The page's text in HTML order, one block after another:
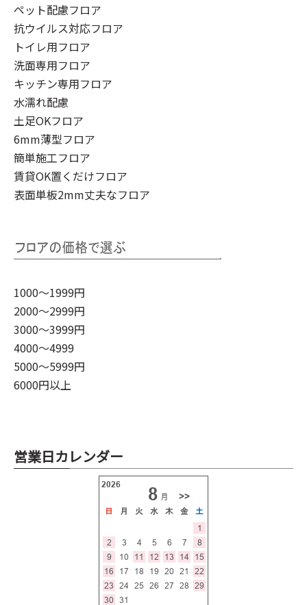
ペット配慮フロア
抗ウイルス対応フロア
トイレ用フロア
洗面専用フロア
キッチン専用フロア
水濡れ配慮
土足OKフロア
6mm薄型フロア
簡単施工フロア
賃貸OK置くだけフロア
表面単板2mm丈夫なフロア
1000～1999円
2000～2999円
3000～3999円
4000～4999
5000～5999円
6000円以上
営業日カレンダー